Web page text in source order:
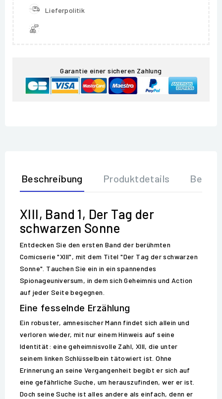
Lieferpolitik
Garantie einer sicheren Zahlung
Beschreibung Produktdetails
XIII, Band 1, Der Tag der
schwarzen Sonne
Entdecken Sie den ersten Band der berühmten
Comicserie "XIII", mit dem Titel "Der Tag der schwarzen
Sonne". Tauchen Sie ein in ein spannendes
Spionageuniversum, in dem sich Geheimnis und Action
auf jeder Seite begegnen.
Eine fesselnde Erzählung
Ein robuster, amnesischer Mann findet sich allein und
verloren wieder, mit nur einem Hinweis auf seine
Identität: eine geheimnisvolle Zahl, XIII, die unter
seinem linken Schlüsselbein tätowiert ist. Ohne
Erinnerung an seine Vergangenheit begibt er sich auf
eine gefährliche Suche, um herauszufinden, wer er ist.
Doch seine Suche ist alles andere als einfach, denn er